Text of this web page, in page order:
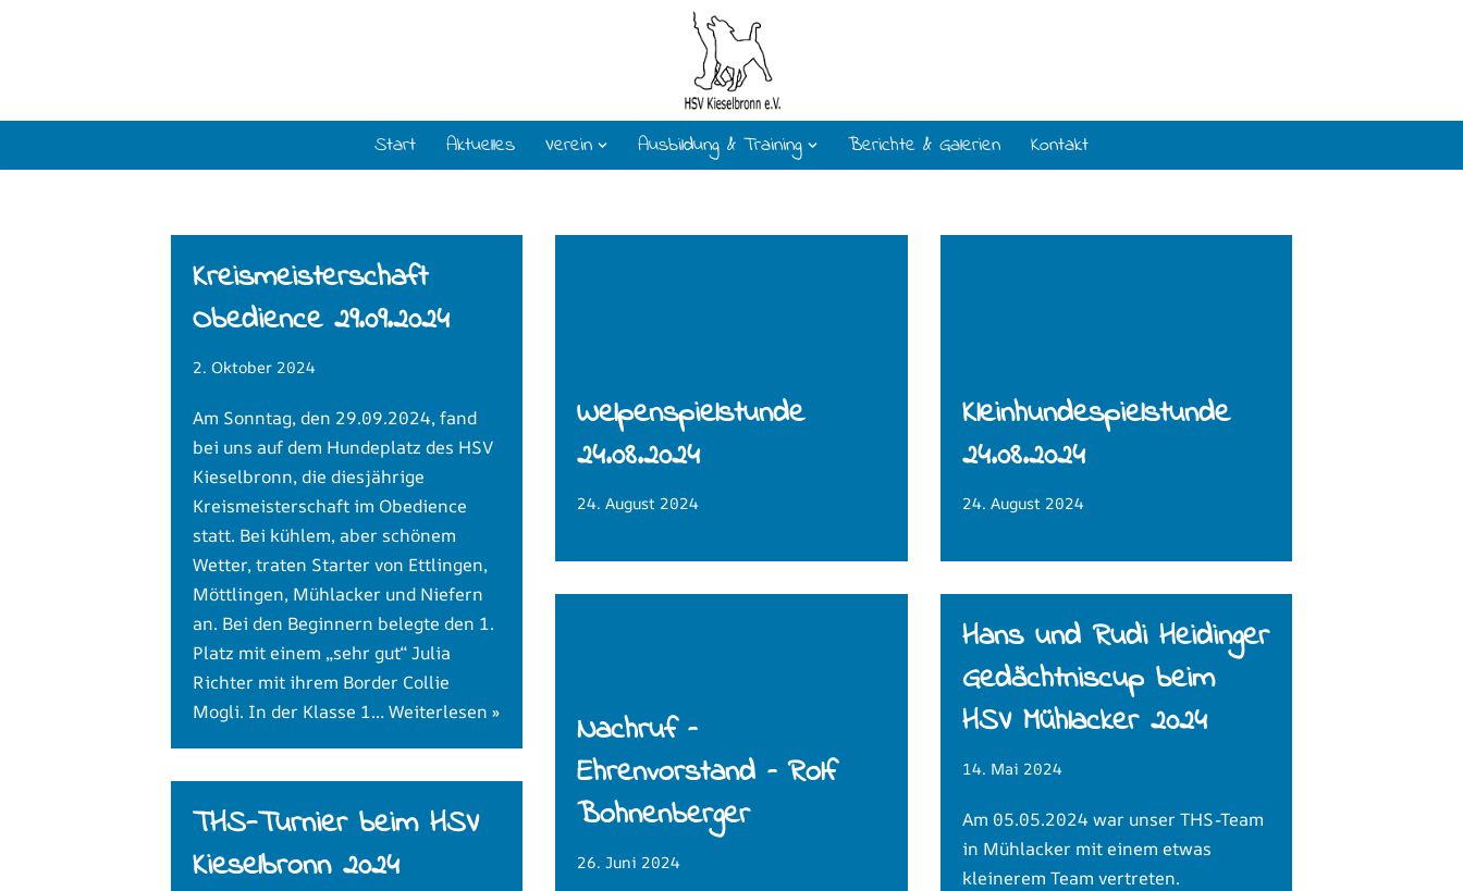
springen
Start Aktuelles Verein Ausbildung & Training Berichte & Galerien Kontakt
Kreismeisterschaft
Obedience 29.09.2024
2. Oktober 2024
Am Sonntag, den 29.09.2024, fand
bei uns auf dem Hundeplatz des HSV
Kieselbronn, die diesjährige
Kreismeisterschaft im Obedience
statt. Bei kühlem, aber schönem
Wetter, traten Starter von Ettlingen,
Möttlingen, Mühlacker und Niefern
an. Bei den Beginnern belegte den 1.
Platz mit einem „sehr gut“ Julia
Richter mit ihrem Border Collie
Mogli. In der Klasse 1…Weiterlesen »
Welpenspielstunde
24.08.2024
24. August 2024
Kleinhundespielstunde
24.08.2024
24. August 2024
Nachruf –
Ehrenvorstand – Rolf
Bohnenberger
26. Juni 2024
Hans und Rudi Heidinger
Gedächtniscup beim
HSV Mühlacker 2024
14. Mai 2024
Am 05.05.2024 war unser THS-Team
in Mühlacker mit einem etwas
kleinerem Team vertreten.
THS-Turnier beim HSV
Kieselbronn 2024